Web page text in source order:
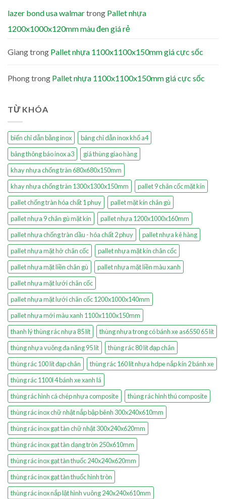
lazer bond usa walmartrong Pallet nhựa
1200x1000x120mm màu đen giá rẻ
Giangtrong Pallet nhựa 1100x1100x150mm giá cực sốc
Phongtrong Pallet nhựa 1100x1100x150mm giá cực sốc
TỪ KHÓA
biển chỉ dẫn bằng inox
bảng chỉ dẫn inox khổ a4
bảng thông báo inox a3
giá thùng giao hàng
khay nhựa chống tràn 680x680x150mm
khay nhựa chống tràn 1300x1300x150mm
pallet 9 chân cốc mặt kín
pallet chống tràn hóa chất 1 phuy
pallet mặt kín chân gù
pallet nhựa 9 chân gù mặt kín
pallet nhựa 1200x1000x160mm
pallet nhựa chống tràn dầu - hóa chất 2 phuy
pallet nhựa kê hàng
pallet nhựa mặt hở chân cốc
pallet nhựa mặt kín chân cốc
pallet nhựa mặt liền chân gù
pallet nhựa mặt liền màu xanh
pallet nhựa mặt lưới chân cốc
pallet nhựa mặt lưới chân cốc 1200x1000x140mm
pallet nhựa mới màu xanh 1100x1100x150mm
thanh lý thùng rác nhựa 85 lít
thùng nhựa trong có bánh xe as6550 65 lít
thùng nhựa vuông đa năng 95 lít
thùng rác 80 lít đạp chân
thùng rác 100 lít đạp chân
thùng rác 160 lít nhựa hdpe nắp kín 2 bánh xe
thùng rác 1100l 4 bánh xe xanh lá
thùng rác hình cá chép nhựa composite
thùng rác hình thú composite
thùng rác inox chữ nhật nắp bập bênh 300x240x610mm
thùng rác inox gạt tàn chữ nhật 300x240x620mm
thùng rác inox gạt tàn dạng tròn 250x610mm
thùng rác inox gạt tàn thuốc 240x240x620mm
thùng rác inox gạt tàn thuốc hình tròn
thùng rác inox nắp lật hình vuông 240x240x610mm